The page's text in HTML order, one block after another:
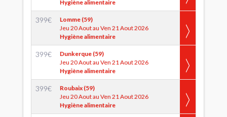
Hygiène alimentaire
399€
Lomme (59)
Jeu 20 Aout au Ven 21 Aout 2026
Hygiène alimentaire
399€
Dunkerque (59)
Jeu 20 Aout au Ven 21 Aout 2026
Hygiène alimentaire
399€
Roubaix (59)
Jeu 20 Aout au Ven 21 Aout 2026
Hygiène alimentaire